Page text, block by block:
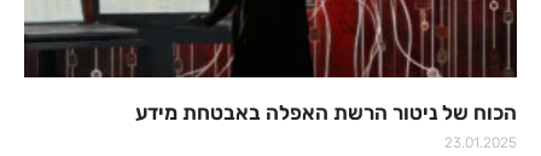
הכוח של ניטור הרשת האפלה באבטחת מידע
23.01.2025